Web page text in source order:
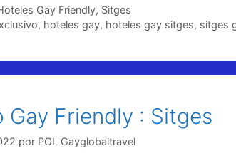
Gay Friendly, Sitges
, hoteles gay, hoteles gay sitges, sitges
Gay Friendly : Sitges
por POL Gayglobaltravel